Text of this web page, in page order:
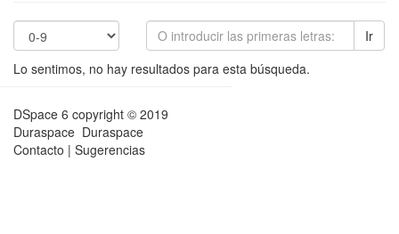
Ir
Lo sentimos, no hay resultados para esta búsqueda.
DSpace 6 copyright © 2019
Duraspace Duraspace
Contacto | Sugerencias